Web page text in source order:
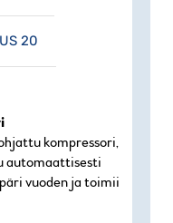
20
kompressori,
automaattisesti
vuoden ja toimii